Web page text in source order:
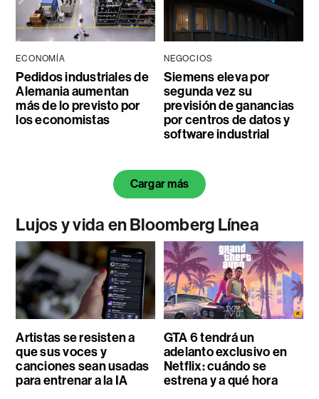
ECONOMÍA
Pedidos industriales de
Alemania aumentan
más de lo previsto por
los economistas
NEGOCIOS
Siemens eleva por
segunda vez su
previsión de ganancias
por centros de datos y
software industrial
Cargar más
Lujos y vida en Bloomberg Línea
Artistas se resisten a
que sus voces y
canciones sean usadas
para entrenar a la IA
GTA 6 tendrá un
adelanto exclusivo en
Netflix: cuándo se
estrena y a qué hora